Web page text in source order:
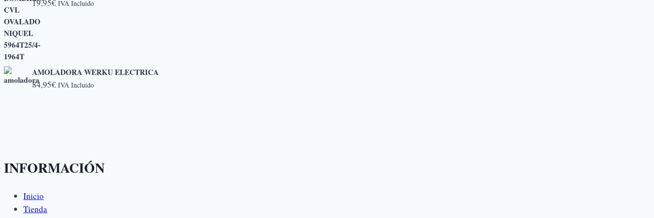
19,95€ IVA Incluido
AMOLADORA WERKU ELECTRICA
84,95€ IVA Incluido
INFORMACIÓN
Inicio
Tienda